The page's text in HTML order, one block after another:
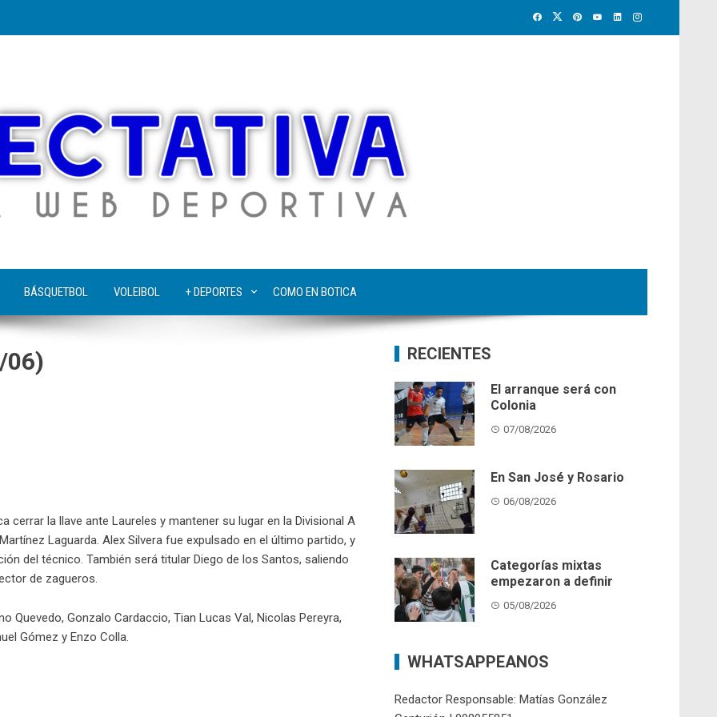
BÁSQUETBOL VOLEIBOL + DEPORTES COMO EN BOTICA
06)
cerrar la llave ante Laureles y mantener su lugar en la Divisional A
Laguarda. Alex Silvera fue expulsado en el último partido, y
del técnico. También será titular Diego de los Santos, saliendo
de zagueros.
Quevedo, Gonzalo Cardaccio, Tian Lucas Val, Nicolas Pereyra,
Gómez y Enzo Colla.
RECIENTES
El arranque será con
Colonia
07/08/2026
En San José y Rosario
06/08/2026
Categorías mixtas
empezaron a definir
05/08/2026
WHATSAPPEANOS
Redactor Responsable: Matías González